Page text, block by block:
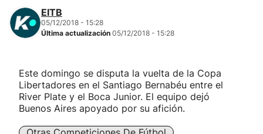
Kirolak 360
Carreras de montaña
EITB
05/12/2018 - 15:28
Última actualización 05/12/2018 - 15:28
Este domingo se disputa la vuelta de la Copa
Libertadores en el Santiago Bernabéu entre el
River Plate y el Boca Junior. El equipo dejó
Buenos Aires apoyado por su afición.